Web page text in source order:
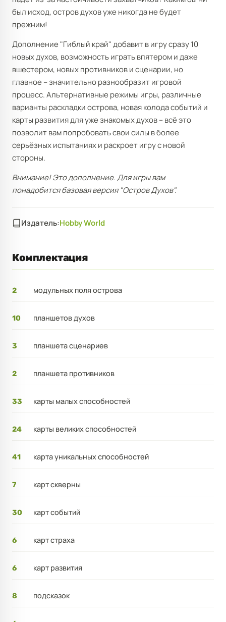
был исход, остров духов уже никогда не будет
прежним!
Дополнение "Гиблый край" добавит в игру сразу 10
новых духов, возможность играть впятером и даже
вшестером, новых противников и сценарии, но
главное – значительно разнообразит игровой
процесс. Альтернативные режимы игры, различные
варианты раскладки острова, новая колода событий и
карты развития для уже знакомых духов – всё это
позволит вам попробовать свои силы в более
серьёзных испытаниях и раскроет игру с новой
стороны.
Внимание! Это дополнение. Для игры вам
понадобится базовая версия "Остров Духов".
Издатель:Hobby World
Комплектация
2 модульных поля острова
10 планшетов духов
3 планшета сценариев
2 планшета противников
33 карты малых способностей
24 карты великих способностей
41 карта уникальных способностей
7 карт скверны
30 карт событий
6 карт страха
6 карт развития
8 подсказок